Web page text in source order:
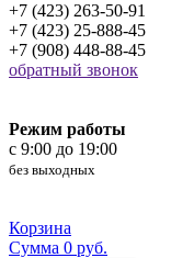
+7 (423) 263-50-91
+7 (423) 25-888-45
+7 (908) 448-88-45
обратный звонок
Режим работы
c 9:00 до 19:00
без выходных
Корзина
Сумма 0 руб.